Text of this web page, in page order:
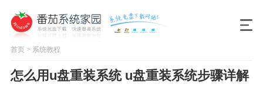
首页> 系统教程
怎么用u盘重装系统 u盘重装系统步骤详解